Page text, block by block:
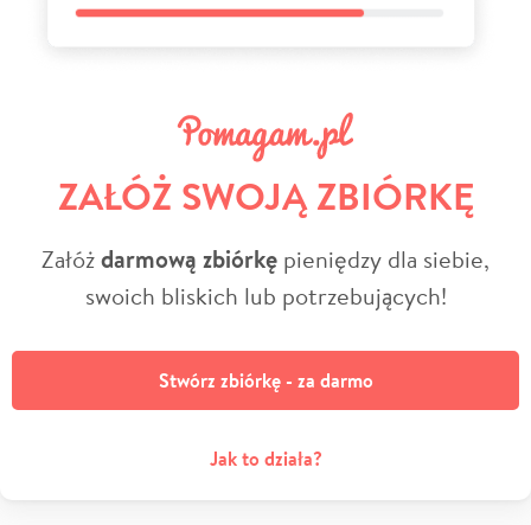
ZAŁÓŻ SWOJĄ ZBIÓRKĘ
Załóżdarmową zbiórkę pieniędzy dla siebie,
swoich bliskich lub potrzebujących!
Stwórz zbiórkę - za darmo
Jak to działa?